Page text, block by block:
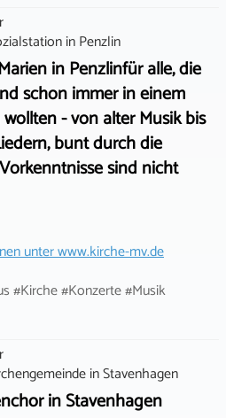
inPenzlin
in Penzlinfür alle, die
schon immer in einem
- von alter Musik bis
bunt durch die
sind nicht
unterwww.kirche-mv.de
#Kirche #Konzerte #Musik
inStavenhagen
in Stavenhagen